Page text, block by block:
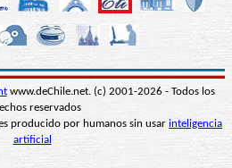
www.deChile.net. (c) 2001-2026 - Todos los
reservados
producido por humanos sin usar inteligencia
artificial